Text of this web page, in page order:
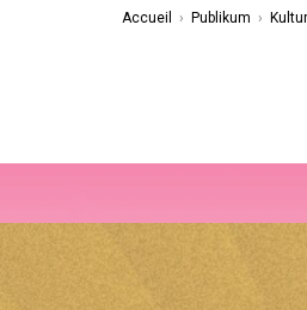
Accueil › Publikum ›